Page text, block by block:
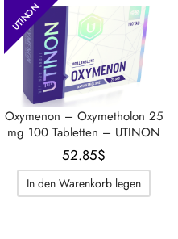
UTINON
Oxymenon – Oxymetholon 25
mg 100 Tabletten – UTINON
52.85$
In den Warenkorb legen